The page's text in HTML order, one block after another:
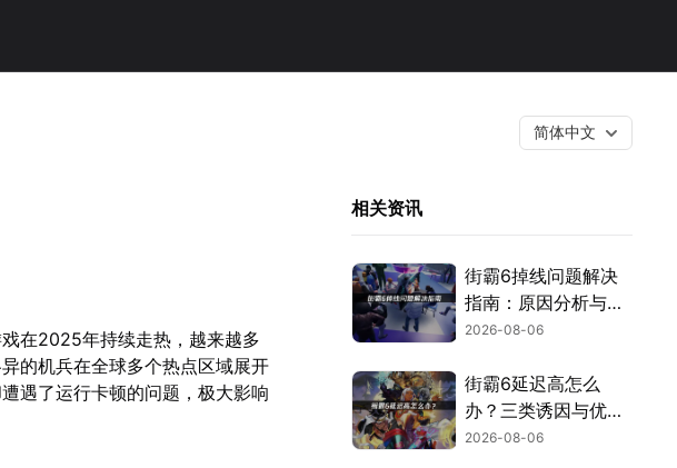
简体中文
在2025年持续走热，越来越多
的机兵在全球多个热点区域展开
遇了运行卡顿的问题，极大影响
相关资讯
街霸6掉线问题解决
指南：原因分析与网
络优化技巧！
2026-08-06
街霸6延迟高怎么
办？三类诱因与优化
解决方案！
2026-08-06